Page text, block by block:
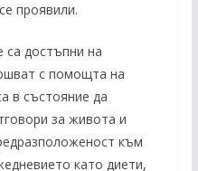
проявили.
са достъпни на
с помощта на
в състояние да
за живота и
към
като диети,